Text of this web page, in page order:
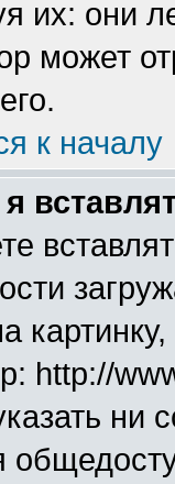
их: они
может
к началу
http://
ни